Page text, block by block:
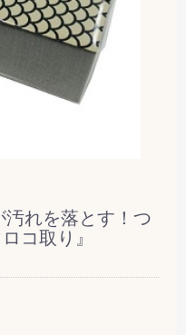
れを落とす！つ
コ取り』